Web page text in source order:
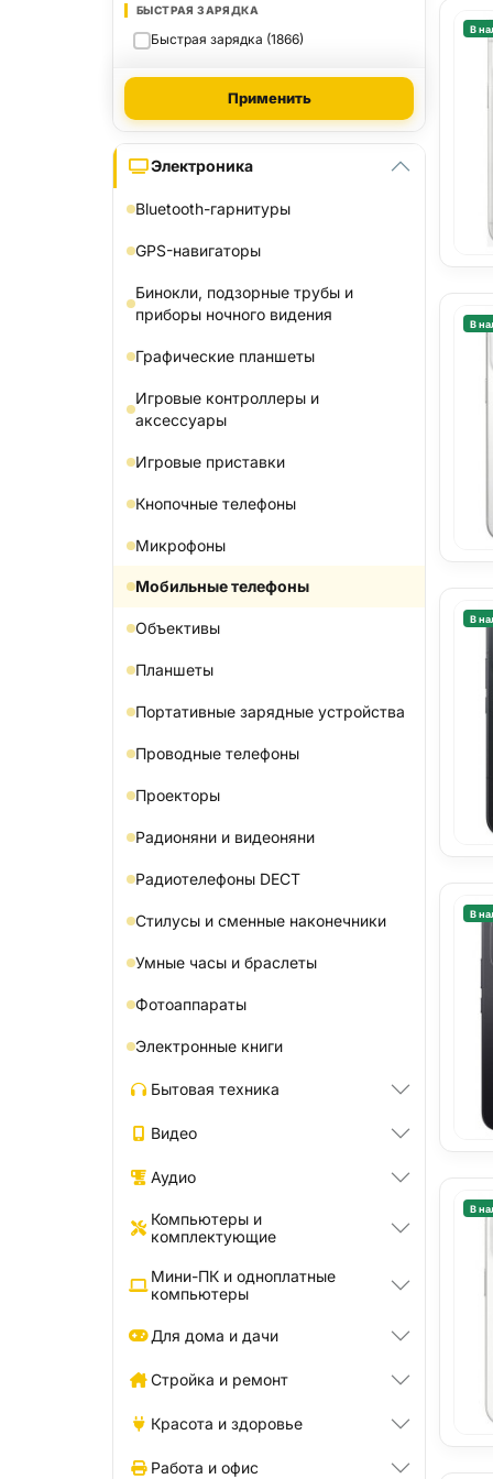
БЫСТРАЯ ЗАРЯДКА
Быстрая зарядка (1866)
Применить
Электроника
Bluetooth-гарнитуры
GPS-навигаторы
Бинокли, подзорные трубы и
приборы ночного видения
Графические планшеты
Игровые контроллеры и
аксессуары
Игровые приставки
Кнопочные телефоны
Микрофоны
Мобильные телефоны
Объективы
Планшеты
Портативные зарядные устройства
Проводные телефоны
Проекторы
Радионяни и видеоняни
Радиотелефоны DECT
Стилусы и сменные наконечники
Умные часы и браслеты
Фотоаппараты
Электронные книги
Бытовая техника
Видео
Аудио
Компьютеры и
комплектующие
Мини-ПК и одноплатные
компьютеры
Для дома и дачи
Стройка и ремонт
Красота и здоровье
Работа и офис
В
В
В
В
В